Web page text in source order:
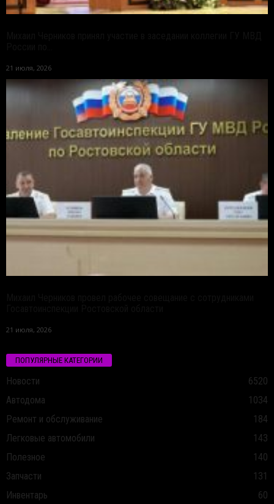
21 июля, 2026
21 июля, 2026
ПОПУЛЯРНЫЕ КАТЕГОРИИ
Новости
6520
Автодома
1034
Ремонт и обслуживание
184
Легковые автомобили
143
Полезное
140
Запчасти
131
Инвентарь
60